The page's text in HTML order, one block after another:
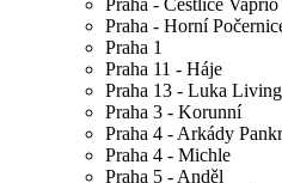
Praha - Čestlice
Praha - Horní
Praha 1
Praha 11 - Háje
Praha 13 - Luka
Praha 3 - Korunní
Praha 4 - Arkády
Praha 4 - Michle
Praha 5 - Anděl